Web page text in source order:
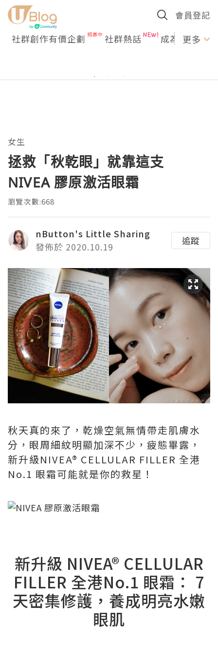
會員登記
社群創作有價企劃 社群熱話 成為U更多
女生
拯救「秋乾眼」就靠這支
NIVEA 膠原激活眼霜
瀏覽次數:668
nButton's Little Sharing
發佈於 2020.10.19
追蹤
秋天真的來了，乾燥空氣無情帶走肌膚水
分，眼周細紋明顯加深不少，疲態畢露，
新升級NIVEA® CELLULAR FILLER 全港
No.1 眼霜可能就是你的救星！
新升級 NIVEA® CELLULAR
FILLER 全港No.1 眼霜： 7
天密集修護，養成明亮水嫩
眼肌